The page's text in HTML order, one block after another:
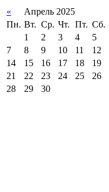
« Апрель 2025
Пн. Вт. Ср. Чт. Пт. Сб.
1
2 3 4 5
7
8 9 10 11 12
14
15 16 17 18 19
21
22 23 24 25 26
28
29 30